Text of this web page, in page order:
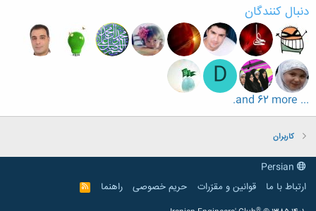
دنبال کنندگان
D
... and 62 more.
کاربران
ارتباط با ما
قوانین و مقرّرات حریم خصوصی راهنما
R
S